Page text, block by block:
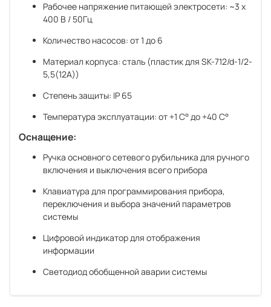
Рабочее напряжение питающей электросети: ~3 х
400 В / 50Гц
Количество насосов: от 1 до 6
Материал корпуса: сталь (пластик для SK-712/d-1/2-
5,5(12A))
Степень защиты: IP 65
Температура эксплуатации: от +1 C° до +40 C°
Оснащение:
Ручка основного сетевого рубильника для ручного
включения и выключения всего прибора
Клавиатура для программирования прибора,
переключения и выбора значений параметров
системы
Цифровой индикатор для отображения
информации
Светодиод обобщенной аварии системы